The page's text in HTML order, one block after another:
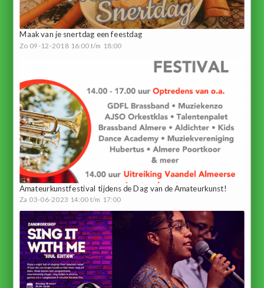
Maak van je snertdag een feestdag
Zo 09-12-2018 16:00 t/m 18:00
Amateurkunstfestival tijdens de Dag van de Amateurkunst!
Za 03-06-2023 14:00 t/m 17:00